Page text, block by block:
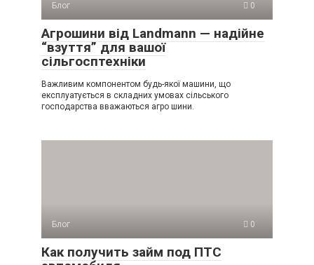
Блог 0
Агрошини від Landmann — надійне
“взуття” для вашої
сільгосптехніки
Важливим компонентом будь-якої машини, що
експлуатується в складних умовах сільського
господарства вважаються агро шини.
Блог 0
Как получить займ под ПТС